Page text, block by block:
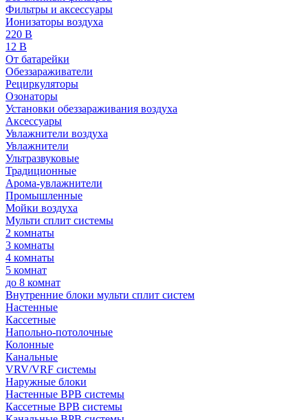
Фильтры и аксессуары
Ионизаторы воздуха
220 В
12 В
От батарейки
Обеззараживатели
Рециркуляторы
Озонаторы
Установки обеззараживания воздуха
Аксессуары
Увлажнители воздуха
Увлажнители
Ультразвуковые
Традиционные
Арома-увлажнители
Промышленные
Мойки воздуха
Мульти сплит системы
2 комнаты
3 комнаты
4 комнаты
5 комнат
до 8 комнат
Внутренние блоки мульти сплит систем
Настенные
Кассетные
Напольно-потолочные
Колонные
Канальные
VRV/VRF системы
Наружные блоки
Настенные ВРВ системы
Кассетные ВРВ системы